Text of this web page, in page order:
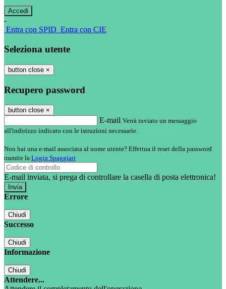
-
Entra con SPID Entra con CIE
Seleziona utente
button close ×
Recupero password
button close ×
E-mail Verrà inviato un messaggio
all'indirizzo indicato con le istruzioni necessarie.
Non hai una e-mail associata al nome utente? Effettua il reset della password
tramite la Login Spaggiari
E-mail inviata, si prega di controllare la casella di posta elettronica!
Errore
Chiudi
Successo
Chiudi
Informazione
Chiudi
Attendere...